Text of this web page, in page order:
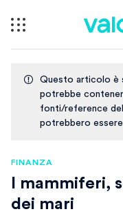
Questo articolo è
potrebbe
fonti/reference
potrebbero
FINANZA
I mammiferi,
dei mari